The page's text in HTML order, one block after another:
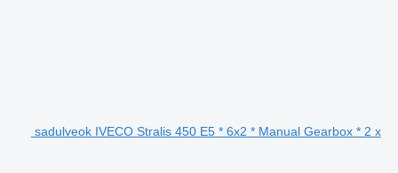
sadulveok IVECO Stralis 450 E5 * 6x2 * Manual Gearbox * 2 x